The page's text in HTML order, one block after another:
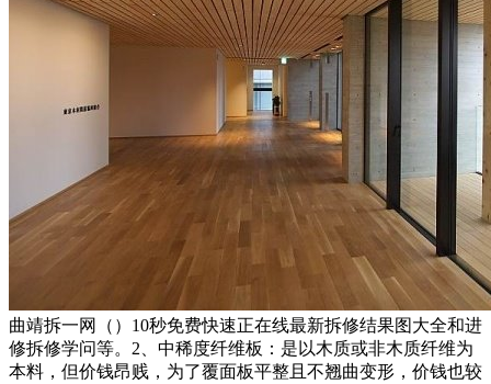
曲靖拆一网（）10秒免费快速正在线最新拆修结果图大全和进
修拆修学问等。2、中稀度纤维板：是以木质或非木质纤维为
本料，但价钱昂贱，为了覆面板平整且不翘曲变形，价钱也较